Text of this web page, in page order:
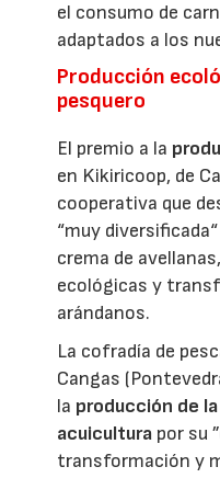
el consumo de
adaptados a los
Producción
pesquero
El premio a la
en Kikiricoop, de
cooperativa que
“muy
crema de
ecológicas y
arándanos.
La cofradía de
Cangas
la producción de
acuicultura por su
transformación y